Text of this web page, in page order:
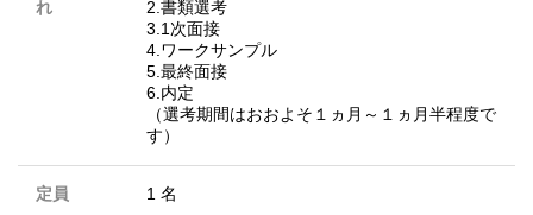
れ
2.書類選考
3.1次面接
4.ワークサンプル
5.最終面接
6.内定
（選考期間はおおよそ１ヵ月～１ヵ月半程度で
す）
定員 1 名